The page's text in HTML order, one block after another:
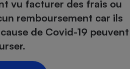
vu facturer des frais ou
remboursement car ils
de Covid-19 peuvent
Complément
alimentaire
Petit électroménager -